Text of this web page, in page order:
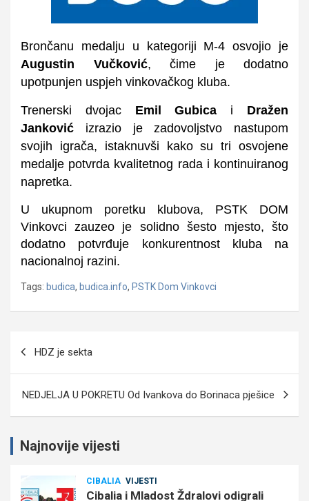
Brončanu medalju u kategoriji M-4 osvojio je
Augustin Vučković, čime je dodatno
upotpunjen uspjeh vinkovačkog kluba.
Trenerski dvojac Emil Gubica i Dražen
Janković izrazio je zadovoljstvo nastupom
svojih igrača, istaknuvši kako su tri osvojene
medalje potvrda kvalitetnog rada i kontinuiranog
napretka.
U ukupnom poretku klubova, PSTK DOM
Vinkovci zauzeo je solidno šesto mjesto, što
dodatno potvrđuje konkurentnost kluba na
nacionalnoj razini.
Tags: budica, budica.info, PSTK Dom Vinkovci
objava
HDZ je sekta
NEDJELJA U POKRETU Od Ivankova do Borinaca pješice
Najnovije vijesti
CIBALIA VIJESTI
Cibalia i Mladost Ždralovi odigrali